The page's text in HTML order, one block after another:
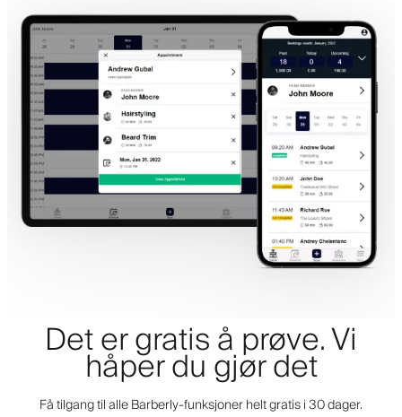
Det er gratis å prøve. Vi
håper du gjør det
Få tilgang til alle Barberly-funksjoner helt gratis i 30 dager.